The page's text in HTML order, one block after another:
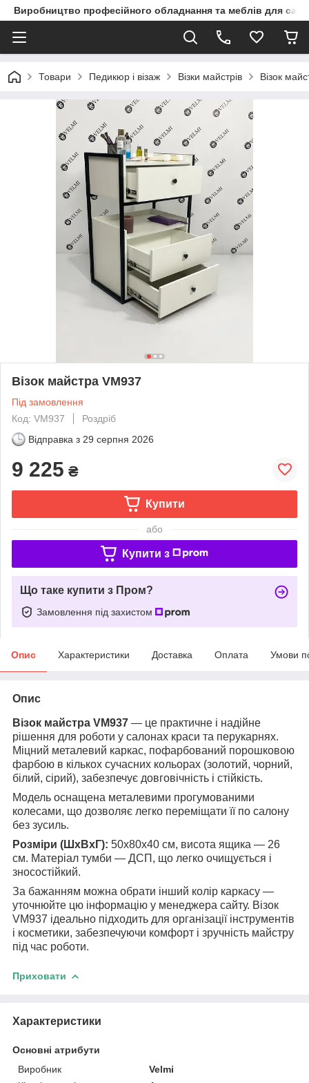
Виробництво професійного обладнання та меблів для
Товари Педикюр і візаж Візки майстрів Візок
Візок майстра VM937
Під замовлення
Код: VM937
Роздріб
Відправка з 29 серпня 2026
9 225 ₴
Купити
або
Купити з
Що таке купити з Пром?
Замовлення під захистом
Опис Характеристики Доставка Оплата Умови
Опис
Візок майстра VM937 — це практичне і надійне
рішення для роботи у салонах краси та перукарнях.
Міцний металевий каркас, пофарбований порошковою
фарбою в кількох сучасних кольорах (золотий, чорний,
білий, сірий), забезпечує довговічність і стійкість.
Модель оснащена металевими прогумованими
колесами, що дозволяє легко переміщати її по салону
без зусиль.
Розміри (ШxВxГ): 50x80x40 см, висота ящика — 26
см. Матеріал тумби — ДСП, що легко очищується і
зносостійкий.
За бажанням можна обрати інший колір каркасу —
уточнюйте цю інформацію у менеджера сайту. Візок
VM937 ідеально підходить для організації інструментів
і косметики, забезпечуючи комфорт і зручність майстру
під час роботи.
Приховати
Характеристики
Основні атрибути
Виробник
Velmi